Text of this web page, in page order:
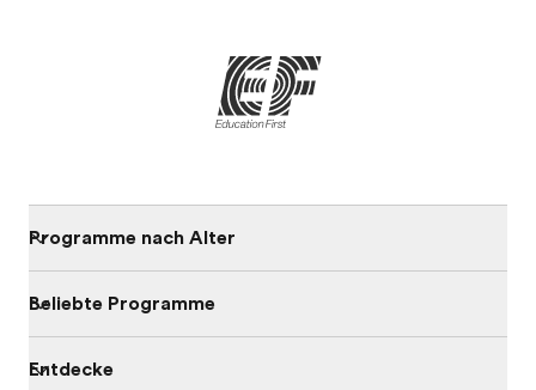
Programme nach Alter
Beliebte Programme
Entdecke